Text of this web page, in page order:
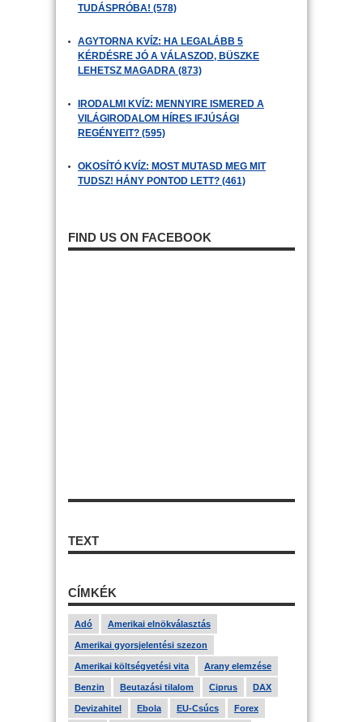
TUDÁSPRÓBA! (578)
AGYTORNA KVÍZ: HA LEGALÁBB 5
KÉRDÉSRE JÓ A VÁLASZOD, BÜSZKE
LEHETSZ MAGADRA (873)
IRODALMI KVÍZ: MENNYIRE ISMERED A
VILÁGIRODALOM HÍRES IFJÚSÁGI
REGÉNYEIT? (595)
OKOSÍTÓ KVÍZ: MOST MUTASD MEG MIT
TUDSZ! HÁNY PONTOD LETT? (461)
FIND US ON FACEBOOK
TEXT
CÍMKÉK
Adó Amerikai elnökválasztás
Amerikai gyorsjelentési szezon
Amerikai költségvetési vita Arany elemzése
Benzin Beutazási tilalom Ciprus DAX
Devizahitel Ebola EU-Csúcs Forex